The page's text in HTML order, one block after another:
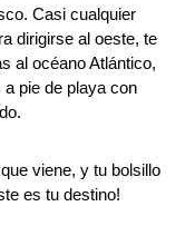
Casi cualquier
dirigirse al oeste, te
al océano Atlántico,
pie de playa con
viene, y tu bolsillo
es tu destino!